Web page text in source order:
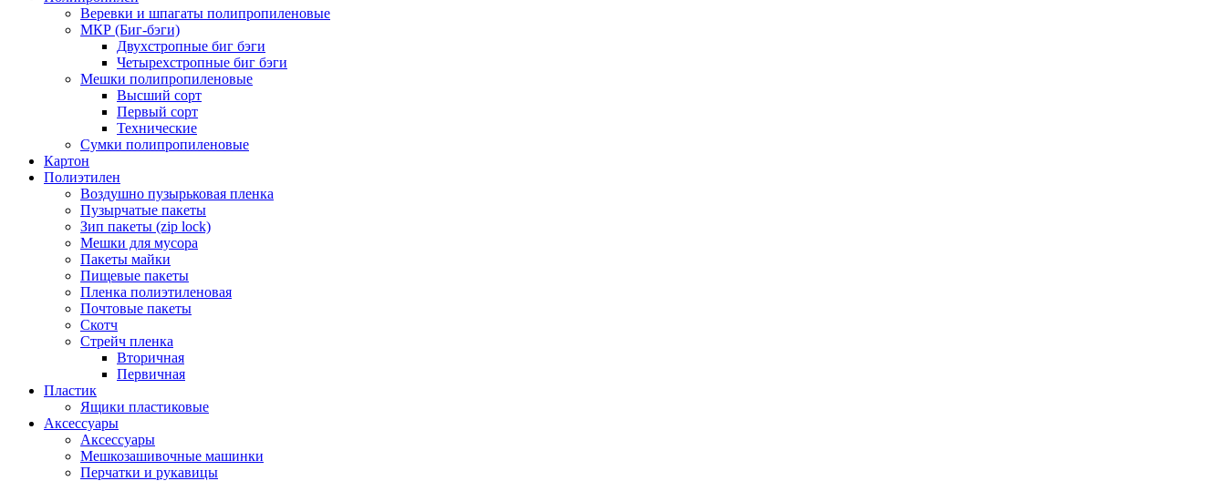
Веревки и шпагаты полипропиленовые
МКР (Биг-бэги)
Двухстропные биг бэги
Четырехстропные биг бэги
Мешки полипропиленовые
Высший сорт
Первый сорт
Технические
Сумки полипропиленовые
Картон
Полиэтилен
Воздушно пузырьковая пленка
Пузырчатые пакеты
Зип пакеты (zip lock)
Мешки для мусора
Пакеты майки
Пищевые пакеты
Пленка полиэтиленовая
Почтовые пакеты
Скотч
Стрейч пленка
Вторичная
Первичная
Пластик
Ящики пластиковые
Аксессуары
Аксессуары
Мешкозашивочные машинки
Перчатки и рукавицы